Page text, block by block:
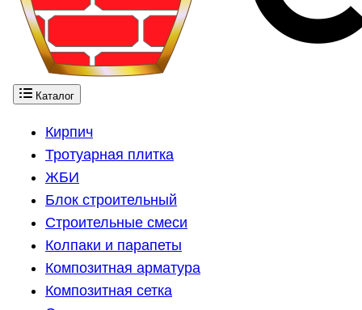
Каталог
Кирпич
Тротуарная плитка
ЖБИ
Блок строительный
Строительные смеси
Колпаки и парапеты
Композитная арматура
Композитная сетка